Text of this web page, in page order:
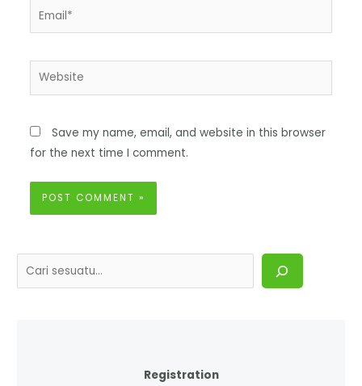
Save my name, email, and website in this browser
for the next time I comment.
Registration